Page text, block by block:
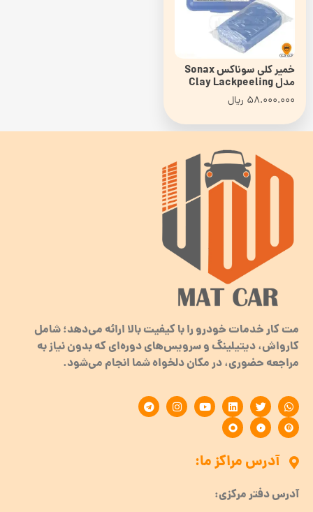
خمیر کلی سوناکس Sonax
مدل Clay Lackpeeling
58.000.000 ریال
مت کار خدمات خودرو را با کیفیت بالا ارائه می‌دهد؛ شامل
کارواش، دیتیلینگ و سرویس‌های دوره‌ای که بدون نیاز به
مراجعه حضوری، در مکان دلخواه شما انجام می‌شود.
آدرس مراکز ما:
آدرس دفتر مرکزی: